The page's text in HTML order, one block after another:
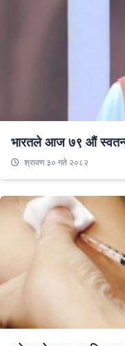
भारतले आज ७९ औं
श्रावण ३० गते २०८२